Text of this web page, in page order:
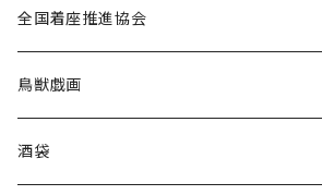
国道100～199号線
キャップ
ROUTE 0～99号線
ROUTE100～199号線
Tシャツ
ROUTE 0～99号線
ROUTE 100～199号線
キャップ
ROUTE 0～99号線
北海道
青森県
岩手県
全国着座推進協会
ステッカー
鳥獣戯画
酒袋